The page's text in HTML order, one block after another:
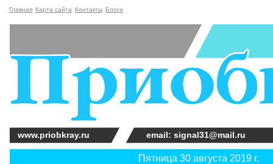
Главная Карта сайта Контакты Блоги
Пятница 30 августа 2019 г.
www.priobkray.ru email: signal31@mail.ru